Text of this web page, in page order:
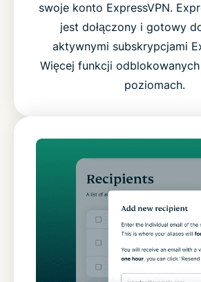
swoje konto ExpressVPN.
jest dołączony i gotowy
aktywnymi subskrypcjami
Więcej funkcji
poziomach.